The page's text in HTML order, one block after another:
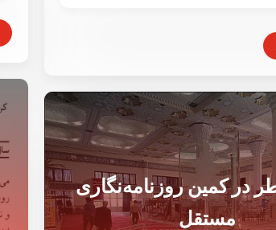
در کمین روزنامه‌نگاری
مستقل